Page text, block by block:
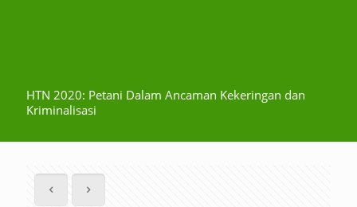
HTN 2020: Petani Dalam Ancaman Kekeringan dan
Kriminalisasi